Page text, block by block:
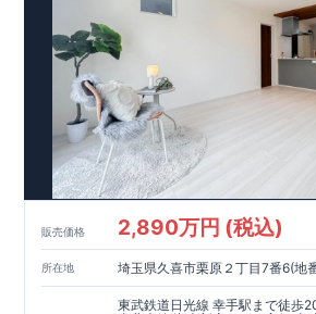
グッドデザイン賞を3プロジェクト同時受
木造住宅用制震ダンパー / 東栄セーフテ
良工法 / R-Evolve パイル
宅地開発手
消せる道
販売価格 2,890万円 (税込)
所在地 埼玉県久喜市栗原２丁目7番6(地
東武鉄道日光線 幸手駅まで徒歩